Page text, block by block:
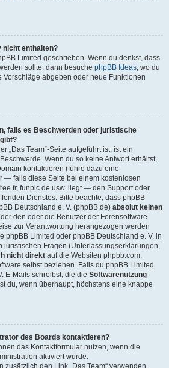
nicht enthalten?
Limited geschrieben. Wenn du denkst, dass
sollte, dann besuche phpBB Ideas, wo du
Vorschläge abgeben oder neue Funktionen
falls es Beschwerden oder juristische
„Das Team“-Seite aufgeführt ist, ist ein
Wenn du so keine Antwort erhältst,
kontaktieren (führe dazu eine
— falls diese Seite bei einem kostenlosen
funpic.de usw. liegt — den Support oder
Dienstes. Bitte beachte, dass phpBB
Deutschland e. V. (phpBB.de) absolut keinen
den oder die Benutzer der Forensoftware
zur Verantwortung herangezogen werden
phpBB Limited oder phpBB Deutschland e. V. in
juristischen Fragen (Unterlassungserklärungen,
nicht direkt auf die Websiten phpbb.com,
selbst beziehen. Falls du phpBB Limited
E-Mails schreibst, die die Softwarenutzung
du, wenn überhaupt, höchstens eine knappe
des Boards kontaktieren?
das Kontaktformular nutzen, wenn die
aktiviert wurde.
den Link „Das Team“ verwenden.